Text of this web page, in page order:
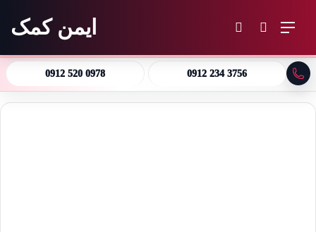
منو جستجو برای ایمن کمک
0912 520 0978 0912 234 3756